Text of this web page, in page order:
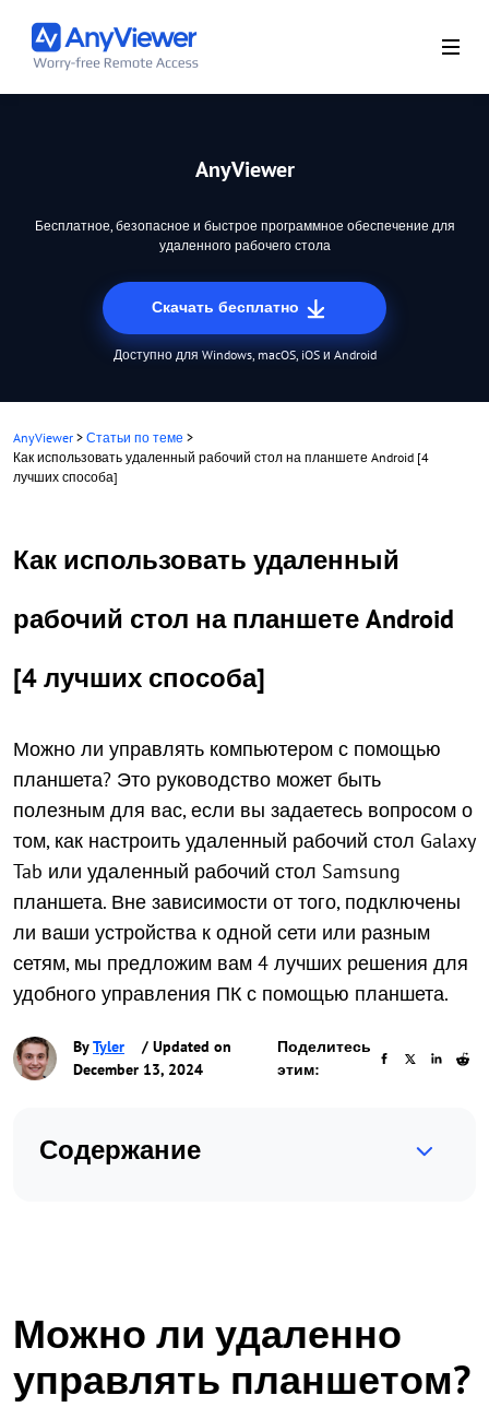
AnyViewer
Бесплатное, безопасное и быстрое программное обеспечение для
удаленного рабочего стола
Скачать бесплатно
Доступно для Windows, macOS, iOS и Android
AnyViewer > Статьи по теме >
Как использовать удаленный рабочий стол на планшете Android [4
лучших способа]
Как использовать удаленный
рабочий стол на планшете Android
[4 лучших способа]
Можно ли управлять компьютером с помощью
планшета? Это руководство может быть
полезным для вас, если вы задаетесь вопросом о
том, как настроить удаленный рабочий стол Galaxy
Tab или удаленный рабочий стол Samsung
планшета. Вне зависимости от того, подключены
ли ваши устройства к одной сети или разным
сетям, мы предложим вам 4 лучших решения для
удобного управления ПК с помощью планшета.
ByTyler
/ Updated on
December 13, 2024
Поделитесь
этим:
Содержание
Можно ли удаленно
управлять планшетом?